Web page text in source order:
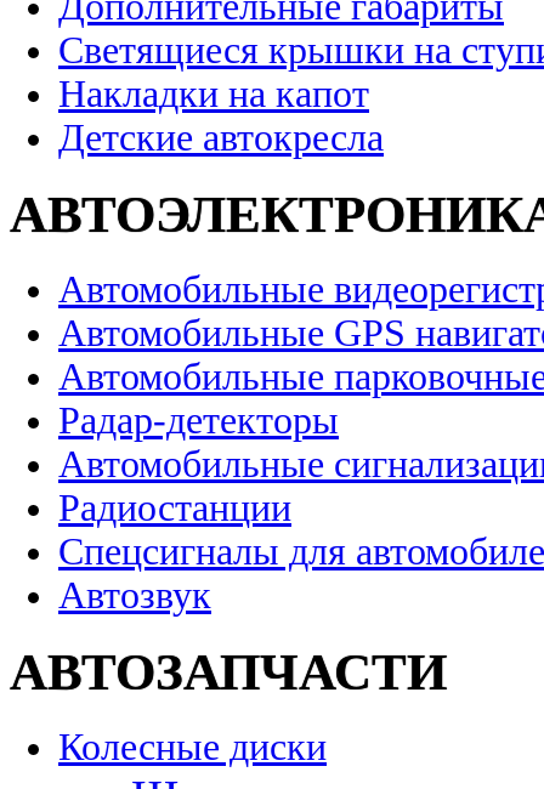
Светящиеся крышки на
Накладки на капот
Детские автокресла
Автомобильные
Автомобильные GPS
Автомобильные
Радар-детекторы
Автомобильные
Радиостанции
Спецсигналы для
Автозвук
АВТОЗАПЧАСТИ
Колесные диски